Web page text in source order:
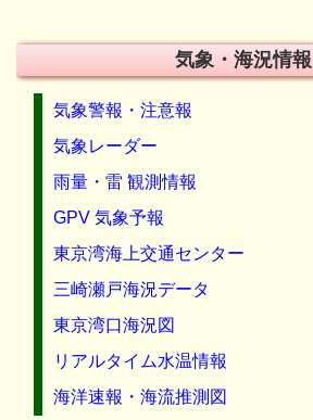
気象・海況情報
気象警報・注意報
気象レーダー
雨量・雷 観測情報
GPV 気象予報
東京湾海上交通センター
三崎瀬戸海況データ
東京湾口海況図
リアルタイム水温情報
海洋速報・海流推測図